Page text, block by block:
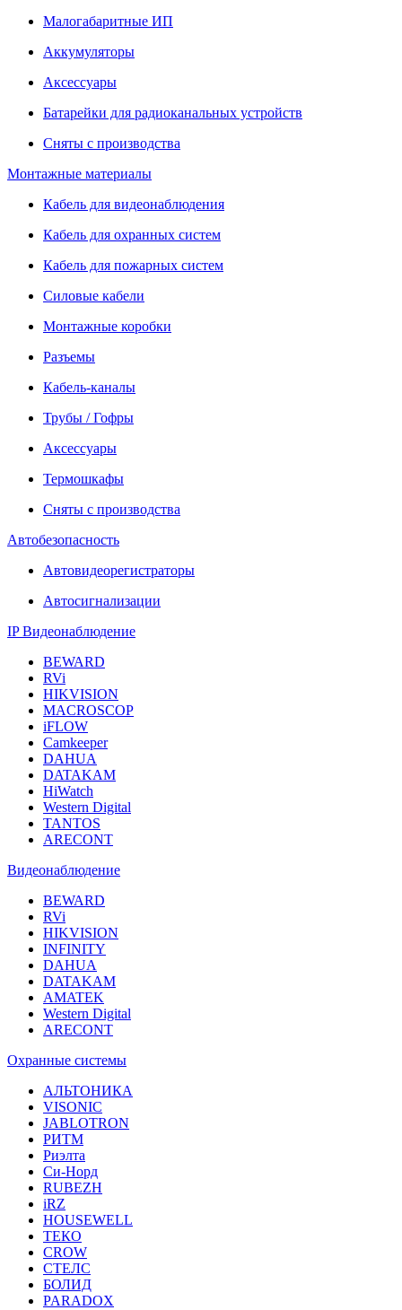
Малогабаритные ИП
Аккумуляторы
Аксессуары
Батарейки для радиоканальных устройств
Сняты с производства
Монтажные материалы
Кабель для видеонаблюдения
Кабель для охранных систем
Кабель для пожарных систем
Силовые кабели
Монтажные коробки
Разъемы
Кабель-каналы
Трубы / Гофры
Аксессуары
Термошкафы
Сняты с производства
Автобезопасность
Автовидеорегистраторы
Автосигнализации
IP Видеонаблюдение
BEWARD
RVi
HIKVISION
MACROSCOP
iFLOW
Camkeeper
DAHUA
DATAKAM
HiWatch
Western Digital
TANTOS
ARECONT
Видеонаблюдение
BEWARD
RVi
HIKVISION
INFINITY
DAHUA
DATAKAM
AMATEK
Western Digital
ARECONT
Охранные системы
АЛЬТОНИКА
VISONIC
JABLOTRON
РИТМ
Риэлта
Си-Норд
RUBEZH
iRZ
HOUSEWELL
ТЕКО
CROW
СТЕЛС
БОЛИД
PARADOX